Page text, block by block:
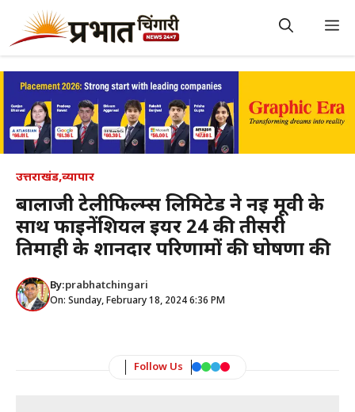
content
उत्तराखंड,व्यापार
बालाजी टेलीफिल्म्स लिमिटेड ने नई मूवी के
साथ फाइनेंशियल ईयर 24 की तीसरी
तिमाही के शानदार परिणामों की घोषणा की
By:prabhatchingari
On: Sunday, February 18, 2024 6:36 PM
Follow Us